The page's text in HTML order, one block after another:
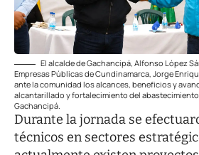
El alcalde de Gachancipá, Alfonso López
Empresas Públicas de Cundinamarca, Jorge
ante la comunidad los alcances, beneficios y
alcantarillado y fortalecimiento del
Gachancipá.
Durante la jornada se
técnicos en sectores